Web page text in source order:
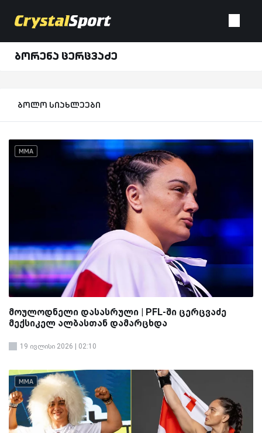
ბორენა ცერცვაძე
ბოლო სიახლეები
MMA
მოულოდნელი დასასრული | PFL-ში ცერცვაძე
მექსიკელ ალბასთან დამარცხდა
19 ივლისი 2026 | 02:10
MMA